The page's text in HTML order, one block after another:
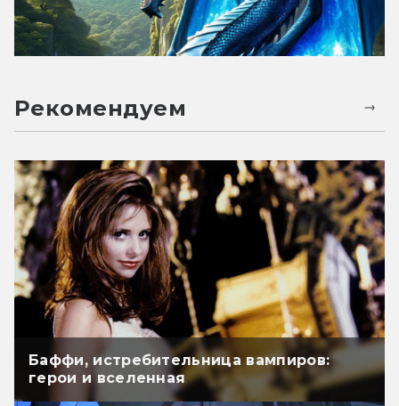
Рекомендуем
Баффи, истребительница вампиров:
герои и вселенная